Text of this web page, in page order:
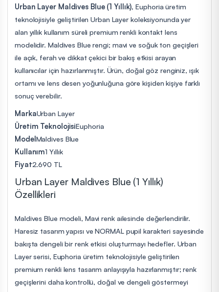
Urban Layer Maldives Blue (1 Yıllık), Euphoria üretim
teknolojisiyle geliştirilen Urban Layer koleksiyonunda yer
alan yıllık kullanım süreli premium renkli kontakt lens
modelidir. Maldives Blue rengi; mavi ve soğuk ton geçişleri
ile açık, ferah ve dikkat çekici bir bakış etkisi arayan
kullanıcılar için hazırlanmıştır. Ürün, doğal göz renginiz, ışık
ortamı ve lens desen yoğunluğuna göre kişiden kişiye farklı
sonuç verebilir.
MarkaUrban Layer
Üretim TeknolojisiEuphoria
ModelMaldives Blue
Kullanım1 Yıllık
Fiyat2.690 TL
Urban Layer Maldives Blue (1 Yıllık)
Özellikleri
Maldives Blue modeli, Mavi renk ailesinde değerlendirilir.
Haresiz tasarım yapısı ve NORMAL pupil karakteri sayesinde
bakışta dengeli bir renk etkisi oluşturmayı hedefler. Urban
Layer serisi, Euphoria üretim teknolojisiyle geliştirilen
premium renkli lens tasarım anlayışıyla hazırlanmıştır; renk
geçişlerini daha kontrollü, doğal ve dengeli göstermeyi